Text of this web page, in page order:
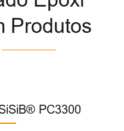
Produtos
PC3300